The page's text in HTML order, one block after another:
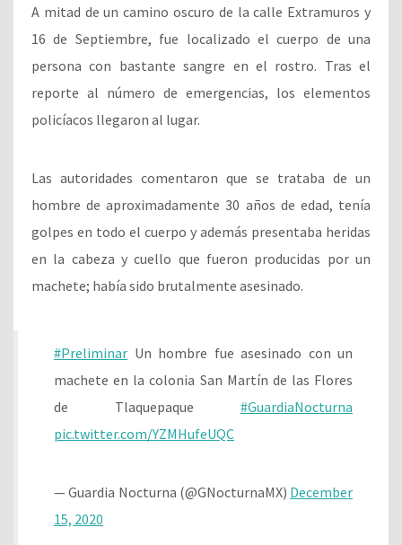
A mitad de un camino oscuro de la calle Extramuros y
16 de Septiembre, fue localizado el cuerpo de una
persona con bastante sangre en el rostro. Tras el
reporte al número de emergencias, los elementos
policíacos llegaron al lugar.
Las autoridades comentaron que se trataba de un
hombre de aproximadamente 30 años de edad, tenía
golpes en todo el cuerpo y además presentaba heridas
en la cabeza y cuello que fueron producidas por un
machete; había sido brutalmente asesinado.
#Preliminar Un hombre fue asesinado con un
machete en la colonia San Martín de las Flores
de Tlaquepaque #GuardiaNocturna
pic.twitter.com/YZMHufeUQC
— Guardia Nocturna (@GNocturnaMX) December
15, 2020